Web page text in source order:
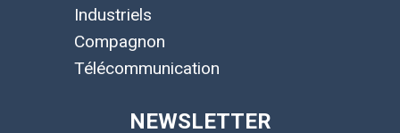
Industriels
Compagnon
Télécommunication
NEWSLETTER